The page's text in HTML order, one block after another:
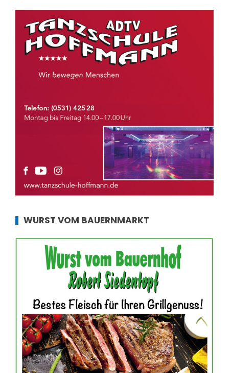
WURST VOM BAUERNMARKT